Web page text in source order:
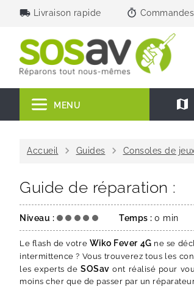
local_shipping Livraison rapide timer
MENU map
Accueil chevron_right Guides chevron_right Consoles de
Guide de réparation :
Niveau : Temps : 0 min
Le flash de votre Wiko Fever 4G ne se
intermittence ? Vous trouverez tous les
les experts deSOSav ont réalisé pour
moins cher que de passer par un